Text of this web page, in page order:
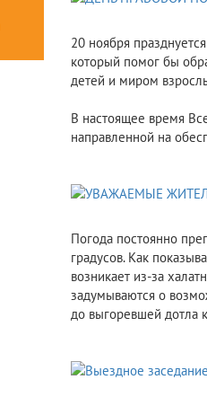
20 ноября
который помог бы
детей и миром
В настоящее время
направленной на
​Погода постоянно
градусов. Как
возникает из-за
задумываются о
до выгоревшей дотла